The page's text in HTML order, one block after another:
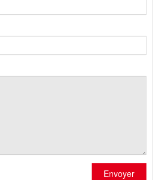
Envoyer